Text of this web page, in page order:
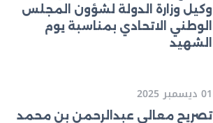
وكيل وزارة الدولة لشؤون المجلس
الوطني الاتحادي بمناسبة يوم
الشهيد
01 ديسمبر 2025
تصريح معالي عبدالرحمن بن محمد